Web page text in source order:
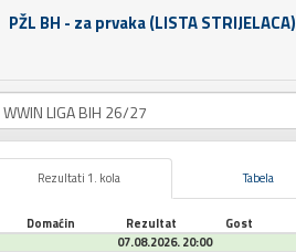
PŽL BH - za prvaka (LISTA STRIJELACA)
Rezultati 1. kola Tabela
Domaćin Rezultat
Gost
07.08.2026. 20:00